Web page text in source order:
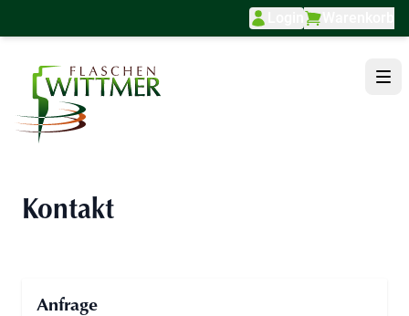
Kontakt
Anfrage